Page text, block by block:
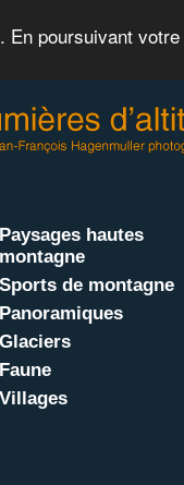
poursuivant
Paysages hautes
montagne
Sports de montagne
Panoramiques
Glaciers
Faune
Villages